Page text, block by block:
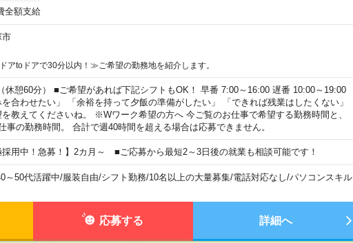
全額支給
市
アtoドアで30分以内！≫ご希望の勤務地を紹介します。
休憩60分） ■ご希望があれば下記シフトもOK！ 早番 7:00～16:00 遅番 10:00～19:00
を合わせたい」 「余裕を持って夕飯の準備がしたい」 「できれば残業はしたくない」
教えてくださいね。 ※Wワーク希望の方へ 今ご覧のお仕事で希望する勤務時間と、
事の勤務時間。 合計で週40時間を超える場合は応募できません。
採用中！急募！】2カ月～ ■ご応募から最短2～3日後の就業も相談可能です！
～50代活躍中/服装自由/シフト勤務/10名以上の大量募集/電話対応なし/パソコンスキル
応募する 詳細へ